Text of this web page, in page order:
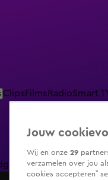
ClipsFilms RadioSmart
De
Jouw
Wij en onze 29
verzamelen over jou
cookies accepteren”